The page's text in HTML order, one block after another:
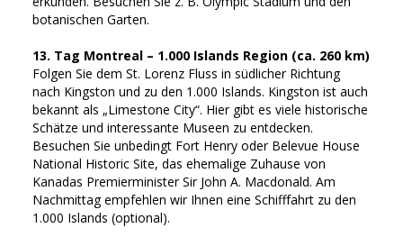
botanischen Garten.
13. Tag Montreal – 1.000 Islands Region (ca. 260 km)
Folgen Sie dem St. Lorenz Fluss in südlicher Richtung
nach Kingston und zu den 1.000 Islands. Kingston ist auch
bekannt als „Limestone City“. Hier gibt es viele historische
Schätze und interessante Museen zu entdecken.
Besuchen Sie unbedingt Fort Henry oder Belevue House
National Historic Site, das ehemalige Zuhause von
Kanadas Premierminister Sir John A. Macdonald. Am
Nachmittag empfehlen wir Ihnen eine Schifffahrt zu den
1.000 Islands (optional).